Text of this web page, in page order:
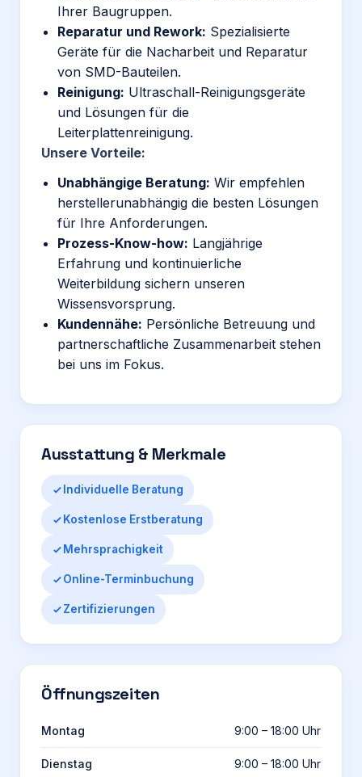
Ihrer Baugruppen.
Reparatur und Rework: Spezialisierte
Geräte für die Nacharbeit und Reparatur
von SMD-Bauteilen.
Reinigung: Ultraschall-Reinigungsgeräte
und Lösungen für die
Leiterplattenreinigung.
Unsere Vorteile:
Unabhängige Beratung: Wir empfehlen
herstellerunabhängig die besten Lösungen
für Ihre Anforderungen.
Prozess-Know-how: Langjährige
Erfahrung und kontinuierliche
Weiterbildung sichern unseren
Wissensvorsprung.
Kundennähe: Persönliche Betreuung und
partnerschaftliche Zusammenarbeit stehen
bei uns im Fokus.
Ausstattung & Merkmale
Individuelle Beratung
Kostenlose Erstberatung
Mehrsprachigkeit
Online-Terminbuchung
Zertifizierungen
Öffnungszeiten
Montag 9:00 – 18:00 Uhr
Dienstag 9:00 – 18:00 Uhr